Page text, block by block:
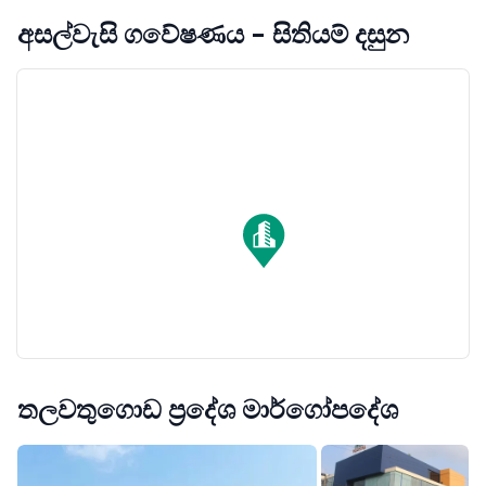
අසල්වැසි ගවේෂණය - සිතියම් දසුන
තලවතුගොඩ ප්‍රදේශ මාර්ගෝපදේශ